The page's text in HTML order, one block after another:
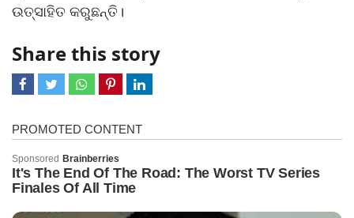
ଉତ୍ସାହିତ କରୁଛନ୍ତି।
Share this story